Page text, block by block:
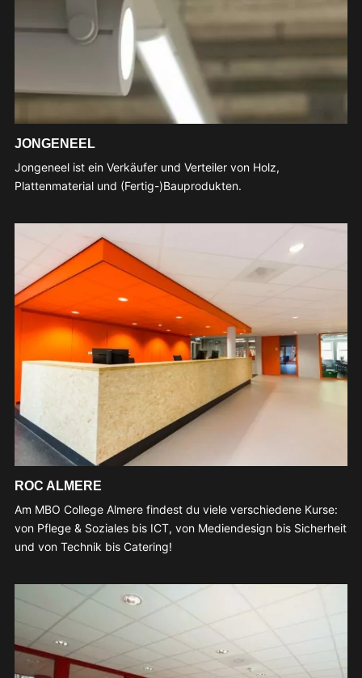
JONGENEEL
Jongeneel ist ein Verkäufer und Verteiler von Holz,
Plattenmaterial und (Fertig-)Bauprodukten.
ROC ALMERE
Am MBO College Almere findest du viele verschiedene Kurse:
von Pflege & Soziales bis ICT, von Mediendesign bis Sicherheit
und von Technik bis Catering!